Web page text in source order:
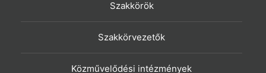
Szakkörök
Szakkörvezetők
Közművelődési intézmények